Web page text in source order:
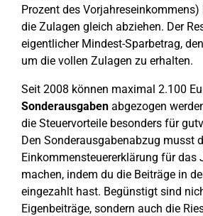
Prozent des
die Zulagen gleich abziehen. Der
eigentlicher Mindest-Sparbetrag,
um die vollen Zulagen zu erhalten.
Seit 2008 können maximal 2.100
Sonderausgaben abgezogen
die Steuervorteile besonders für
Den Sonderausgabenabzug musst
Einkommensteuererklärung für das
machen, indem du die Beiträge in
eingezahlt hast. Begünstigt sind
Eigenbeiträge, sondern auch die